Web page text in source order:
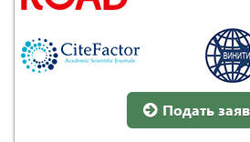
Подать